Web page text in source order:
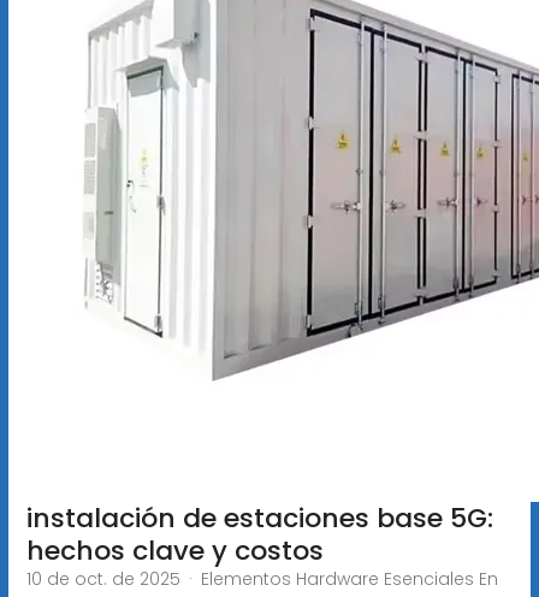
instalación de estaciones base 5G:
hechos clave y costos
10 de oct. de 2025 · Elementos Hardware Esenciales En